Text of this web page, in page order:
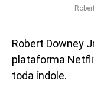
Robert Downey
plataforma
toda índole.